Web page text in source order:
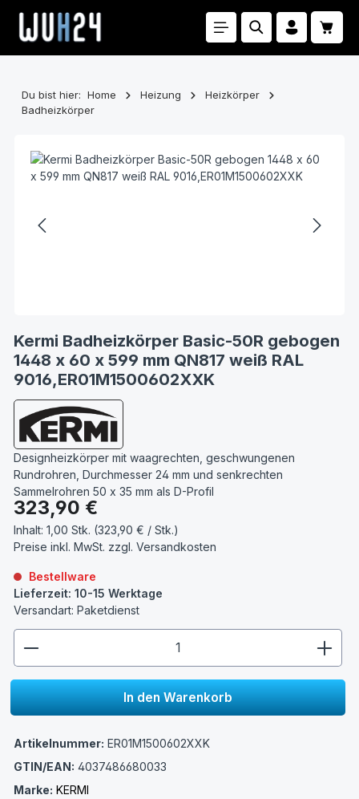
Zum Hauptinhalt springen
Du bist hier: Home Heizung
Heizkörper
Badheizkörper
Kermi Badheizkörper Basic-50R gebogen
1448 x 60 x 599 mm QN817 weiß RAL
9016,ER01M1500602XXK
Designheizkörper mit waagrechten, geschwungenen
Rundrohren, Durchmesser 24 mm und senkrechten
Sammelrohren 50 x 35 mm als D-Profil
Regulärer Preis:
323,90 €
Inhalt: 1,00 Stk. (323,90 € / Stk.)
Preise inkl. MwSt. zzgl. Versandkosten
Bestellware
Lieferzeit: 10-15 Werktage
Versandart: Paketdienst
In den Warenkorb
Artikelnummer: ER01M1500602XXK
GTIN/EAN: 4037486680033
Marke: KERMI